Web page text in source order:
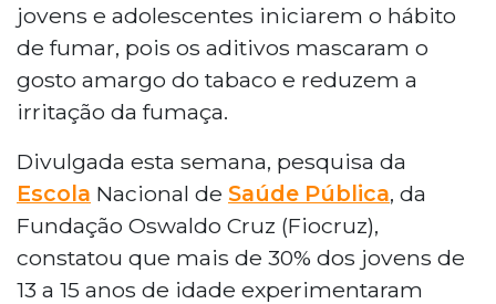
jovens e adolescentes iniciarem o hábito
de fumar, pois os aditivos mascaram o
gosto amargo do tabaco e reduzem a
irritação da fumaça.
Divulgada esta semana, pesquisa da
Escola Nacional de Saúde Pública, da
Fundação Oswaldo Cruz (Fiocruz),
constatou que mais de 30% dos jovens de
13 a 15 anos de idade experimentaram